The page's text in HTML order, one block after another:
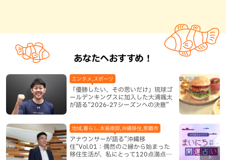
あなたへおすすめ！
「優勝したい、その思いだけ」琉球ゴ
ールデンキングスに加入した大浦颯太
が語る“2026-27シーズンへの決意”
エンタメ,スポーツ
アナウンサーが語る”沖縄移
住”Vol.01：偶然のご縁から始まった
移住生活が、私にとって120点満点に
地域,暮らし,本島南部,沖縄移住,那覇市